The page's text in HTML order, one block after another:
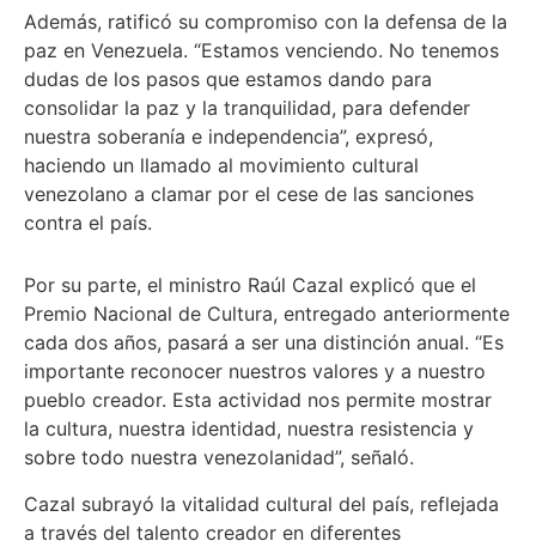
Además, ratificó su compromiso con la defensa de la
paz en Venezuela. “Estamos venciendo. No tenemos
dudas de los pasos que estamos dando para
consolidar la paz y la tranquilidad, para defender
nuestra soberanía e independencia”, expresó,
haciendo un llamado al movimiento cultural
venezolano a clamar por el cese de las sanciones
contra el país.
Por su parte, el ministro Raúl Cazal explicó que el
Premio Nacional de Cultura, entregado anteriormente
cada dos años, pasará a ser una distinción anual. “Es
importante reconocer nuestros valores y a nuestro
pueblo creador. Esta actividad nos permite mostrar
la cultura, nuestra identidad, nuestra resistencia y
sobre todo nuestra venezolanidad”, señaló.
Cazal subrayó la vitalidad cultural del país, reflejada
a través del talento creador en diferentes